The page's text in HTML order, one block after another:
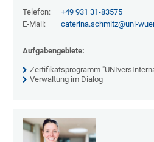
Telefon:
+49 931 31-83575
E-Mail:
caterina.schmitz@uni-
Aufgabengebiete:
Zertifikatsprogramm
Verwaltung im Dialog